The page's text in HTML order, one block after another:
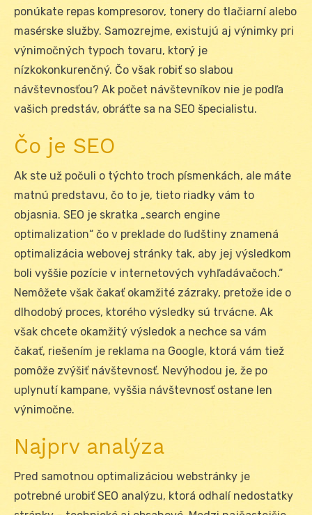
ponúkate repas kompresorov, tonery do tlačiarní alebo
masérske služby. Samozrejme, existujú aj výnimky pri
výnimočných typoch tovaru, ktorý je
nízkokonkurenčný. Čo však robiť so slabou
návštevnosťou? Ak počet návštevníkov nie je podľa
vašich predstáv, obráťte sa na SEO špecialistu.
Čo je SEO
Ak ste už počuli o týchto troch písmenkách, ale máte
matnú predstavu, čo to je, tieto riadky vám to
objasnia. SEO je skratka „search engine
optimalization“ čo v preklade do ľudštiny znamená
optimalizácia webovej stránky tak, aby jej výsledkom
boli vyššie pozície v internetových vyhľadávačoch.“
Nemôžete však čakať okamžité zázraky, pretože ide o
dlhodobý proces, ktorého výsledky sú trvácne. Ak
však chcete okamžitý výsledok a nechce sa vám
čakať, riešením je reklama na Google, ktorá vám tiež
pomôže zvýšiť návštevnosť. Nevýhodou je, že po
uplynutí kampane, vyššia návštevnosť ostane len
výnimočne.
Najprv analýza
Pred samotnou optimalizáciou webstránky je
potrebné urobiť SEO analýzu, ktorá odhalí nedostatky